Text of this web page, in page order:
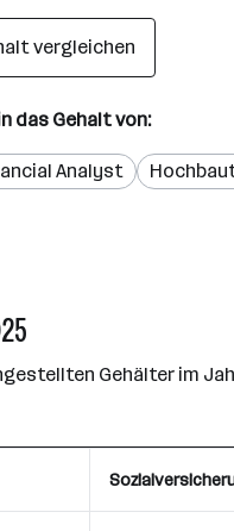
vergleichen
das Gehalt von:
Analyst
Gehälter im